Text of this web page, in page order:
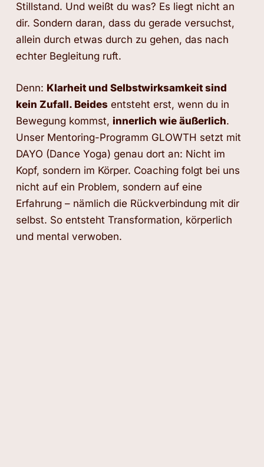
Stillstand. Und weißt du was? Es liegt nicht an
dir. Sondern daran, dass du gerade versuchst,
allein durch etwas durch zu gehen, das nach
echter Begleitung ruft.
Denn: Klarheit und Selbstwirksamkeit sind
kein Zufall. Beidesentsteht erst, wenn du in
Bewegung kommst, innerlich wie äußerlich.
Unser Mentoring-Programm GLOWTH setzt mit
DAYO (Dance Yoga) genau dort an: Nicht im
Kopf, sondern im Körper. Coaching folgt bei uns
nicht auf ein Problem, sondern auf eine
Erfahrung – nämlich die Rückverbindung mit dir
selbst. So entsteht Transformation, körperlich
und mental verwoben.